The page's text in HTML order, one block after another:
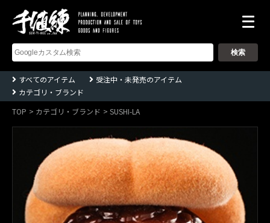
式
会
千
値
練
ー
Sentinel
すべてのアイテム
受注中・未発売のアイテム
カテゴリ・ブランド
TOP
カテゴリ・ブランド SUSHI-LA